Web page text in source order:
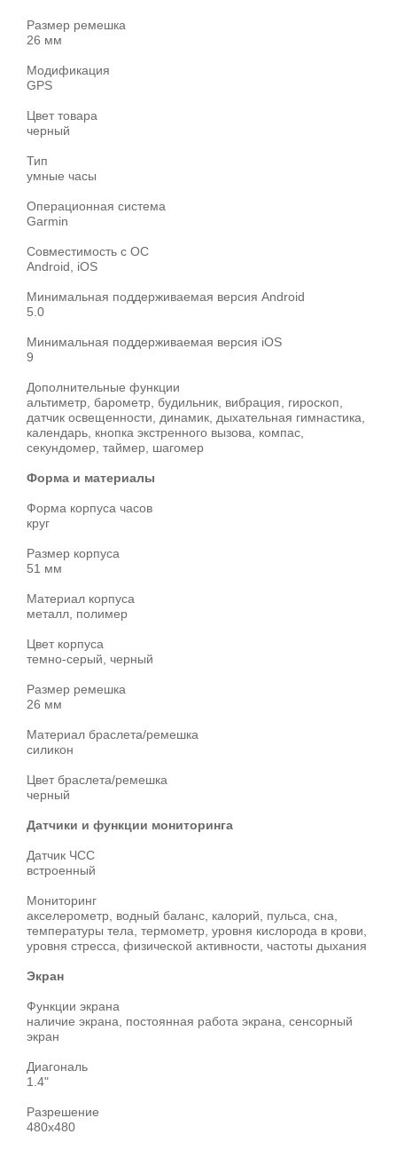
Размер ремешка
26 мм
Модификация
GPS
Цвет товара
черный
Тип
умные часы
Операционная система
Garmin
Совместимость с ОС
Android, iOS
Минимальная поддерживаемая версия Android
5.0
Минимальная поддерживаемая версия iOS
9
Дополнительные функции
альтиметр, барометр, будильник, вибрация, гироскоп,
датчик освещенности, динамик, дыхательная гимнастика,
календарь, кнопка экстренного вызова, компас,
секундомер, таймер, шагомер
Форма и материалы
Форма корпуса часов
круг
Размер корпуса
51 мм
Материал корпуса
металл, полимер
Цвет корпуса
темно-серый, черный
Размер ремешка
26 мм
Материал браслета/ремешка
силикон
Цвет браслета/ремешка
черный
Датчики и функции мониторинга
Датчик ЧСС
встроенный
Мониторинг
акселерометр, водный баланс, калорий, пульса, сна,
температуры тела, термометр, уровня кислорода в крови,
уровня стресса, физической активности, частоты дыхания
Экран
Функции экрана
наличие экрана, постоянная работа экрана, сенсорный
экран
Диагональ
1.4"
Разрешение
480x480